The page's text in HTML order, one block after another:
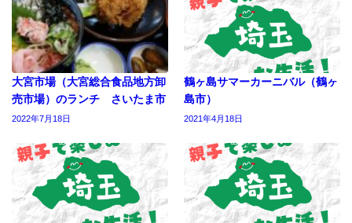
大宮市場（大宮総合食品地方卸
売市場）のランチ さいたま市
2022年7月18日
鶴ヶ島サマーカーニバル（鶴ヶ
島市）
2021年4月18日